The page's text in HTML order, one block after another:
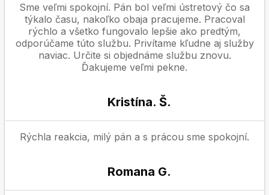
Sme veľmi spokojní. Pán bol veľmi ústretový čo sa
týkalo času, nakoľko obaja pracujeme. Pracoval
rýchlo a všetko fungovalo lepšie ako predtým,
odporúčame túto službu. Privítame kľudne aj služby
naviac. Určite si objednáme službu znovu.
Ďakujeme veľmi pekne.
Kristína. Š.
Rýchla reakcia, milý pán a s prácou sme spokojní.
Romana G.